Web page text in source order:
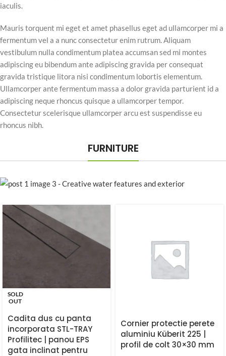
iaculis.
Mauris torquent mi eget et amet phasellus eget ad ullamcorper mi a
fermentum vel a a nunc consectetur enim rutrum. Aliquam
vestibulum nulla condimentum platea accumsan sed mi montes
adipiscing eu bibendum ante adipiscing gravida per consequat
gravida tristique litora nisi condimentum lobortis elementum.
Ullamcorper ante fermentum massa a dolor gravida parturient id a
adipiscing neque rhoncus quisque a ullamcorper tempor.
Consectetur scelerisque ullamcorper arcu est suspendisse eu
rhoncus nibh.
FURNITURE
SOLD
OUT
Cadita dus cu panta
incorporata STL-TRAY
Profilitec | panou EPS
gata inclinat pentru
Cornier protectie perete
aluminiu Küberit 225 |
profil de colt 30×30 mm